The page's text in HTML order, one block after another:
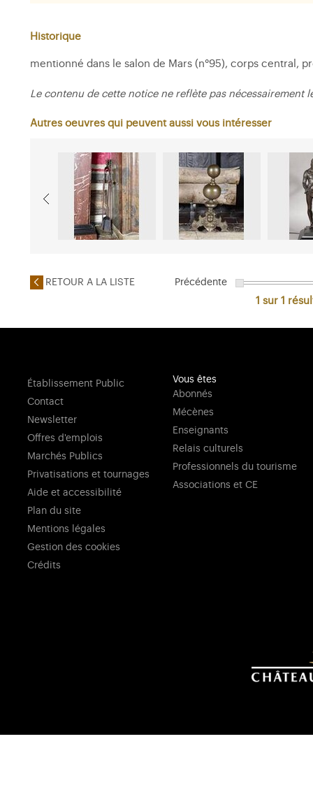
Historique
mentionné dans le salon de Mars (n°95), corps central,
Le contenu de cette notice ne reflète pas nécessairement
Autres oeuvres qui peuvent aussi vous intéresser
RETOUR A LA LISTE Précédente
1 sur 1
Établissement Public
Contact
Newsletter
Offres d'emplois
Marchés Publics
Privatisations et tournages
Aide et accessibilité
Plan du site
Mentions légales
Gestion des cookies
Crédits
Vous êtes
Abonnés
Mécènes
Enseignants
Relais culturels
Professionnels du tourisme
Associations et CE